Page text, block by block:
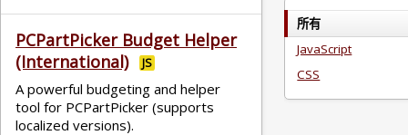
PCPartPicker Budget Helper
(International)
JS
A powerful budgeting and helper
tool for PCPartPicker (supports
localized versions).
所有
JavaScript
CSS